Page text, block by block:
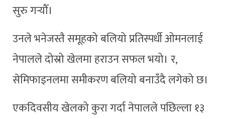
सुरु गर्‍यौँ।
उनले भनेजस्तै समूहको बलियो प्रतिस्पर्धी ओमनलाई
नेपालले दोस्रो खेलमा हराउन सफल भयो। र,
सेमिफाइनलमा समीकरण बलियो बनाउँदै लगेको छ।
एकदिवसीय खेलको कुरा गर्दा नेपालले पछिल्ला १३